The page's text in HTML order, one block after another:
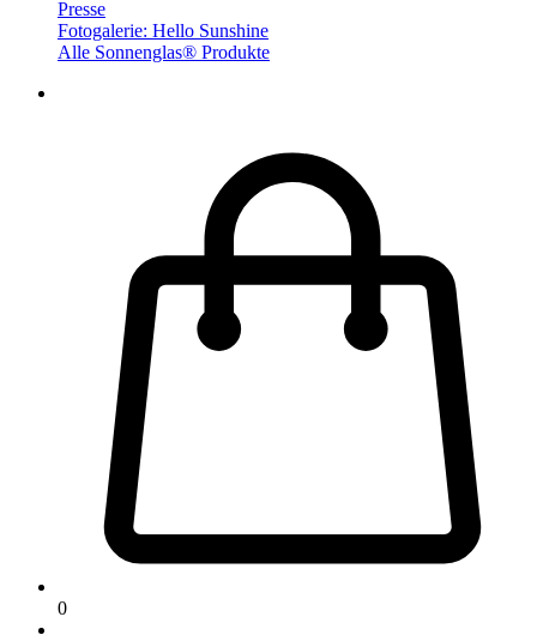
Presse
Fotogalerie: Hello Sunshine
Alle Sonnenglas® Produkte
0